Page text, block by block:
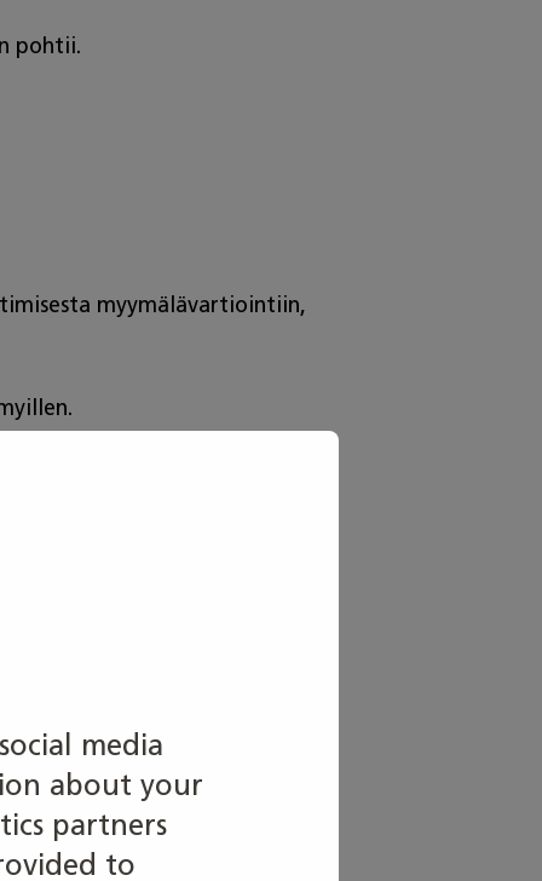
media
about your
partners
to
pohtii.
myymälävartiointiin,